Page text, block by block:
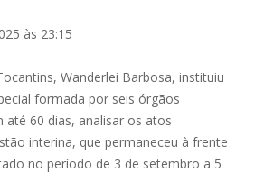
às 23:15
Wanderlei Barbosa, instituiu
formada por seis órgãos
até 60 dias, analisar os atos
interina, que permaneceu à frente
no período de 3 de setembro a 5